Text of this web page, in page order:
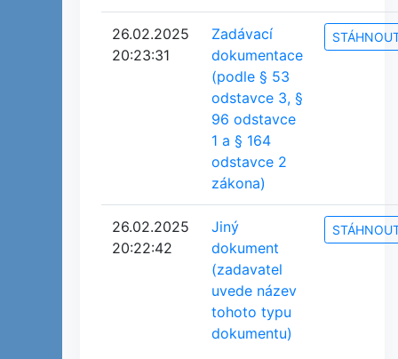
26.02.2025
20:23:31
Zadávací
dokumentace
(podle § 53
odstavce 3, §
96 odstavce
1 a § 164
odstavce 2
zákona)
26.02.2025
20:22:42
Jiný
dokument
(zadavatel
uvede název
tohoto typu
dokumentu)